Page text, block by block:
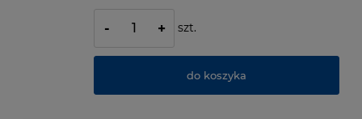
- + szt.
do koszyka